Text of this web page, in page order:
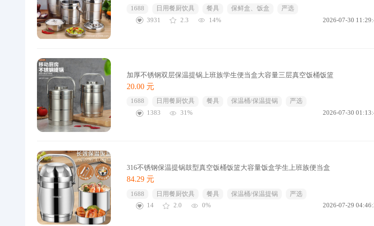
1688 日用餐厨饮具 餐具 保鲜盒、饭盒
严选
3931
2.3 14% 2026-07-30
加厚不锈钢双层保温提锅上班族学生便当盒大容量三层真空饭桶饭篮
20.00 元
1688 日用餐厨饮具 餐具 保温桶/保温提锅
严选
1383
31% 2026-07-30
316不锈钢保温提锅鼓型真空饭桶饭篮大容量饭盒学生上班族便当盒
84.29 元
1688 日用餐厨饮具 餐具 保温桶/保温提锅
严选
14
2.0 0% 2026-07-29